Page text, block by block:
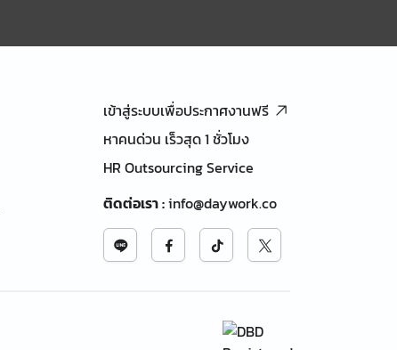
เข้าสู่ระบบเพื่อประกาศงานฟรี
หาคนด่วน เร็วสุด 1 ชั่วโมง
HR Outsourcing Service
ติดต่อเรา:info@daywork.co